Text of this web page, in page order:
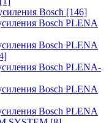
Bosch [146]
Bosch PLENA
Bosch PLENA
Bosch PLENA-
Bosch PLENA
Bosch PLENA